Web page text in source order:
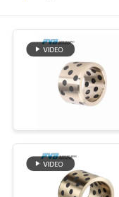
ÜRÜN
VIDEOLAR
GÖSTERISI
Katı
Grafit